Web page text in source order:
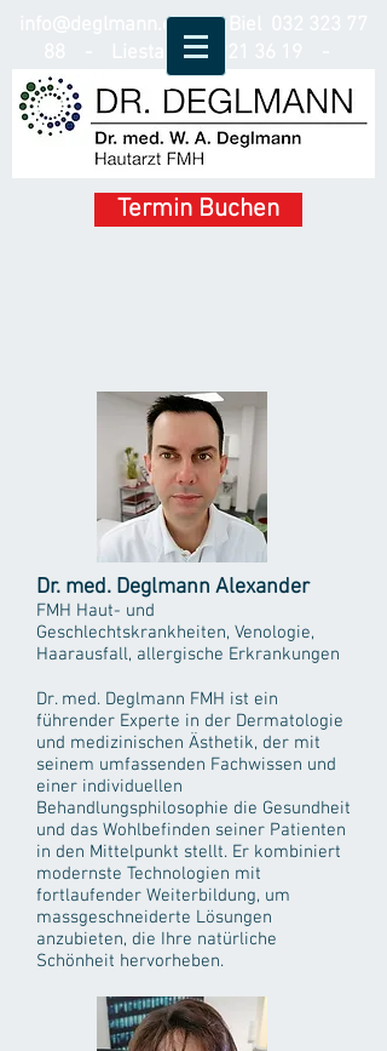
Termin Buchen
info@deglmann.ch - Biel
061 921 36 19
Schindellegi078 315 53 55
Dr. med. Deglmann Alexander
FMH Haut- und
Geschlechtskrankheiten, Venologie,
Haarausfall, allergische Erkrankungen
Dr. med. Deglmann FMH ist ein
führender Experte in der Dermatologie
und medizinischen Ästhetik, der mit
seinem umfassenden Fachwissen und
einer individuellen
Behandlungsphilosophie die Gesundheit
und das Wohlbefinden seiner Patienten
in den Mittelpunkt stellt. Er kombiniert
modernste Technologien mit
fortlaufender Weiterbildung, um
massgeschneiderte Lösungen
anzubieten, die Ihre natürliche
Schönheit hervorheben.